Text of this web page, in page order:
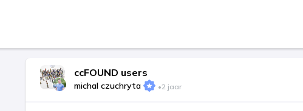
ccFOUND users
michal czuchryta •2 jaar